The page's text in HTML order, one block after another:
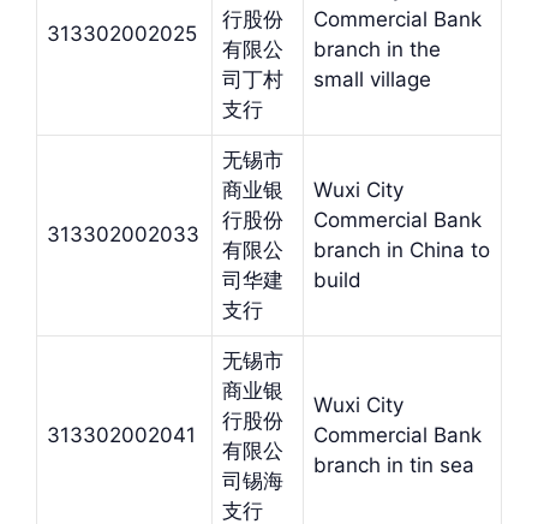
313302002025
行股份
有限公
司丁村
支行
Commercial Bank
branch in the
small village
313302002033
无锡市
商业银
行股份
有限公
司华建
支行
Wuxi City
Commercial Bank
branch in China to
build
313302002041
无锡市
商业银
行股份
有限公
司锡海
支行
Wuxi City
Commercial Bank
branch in tin sea